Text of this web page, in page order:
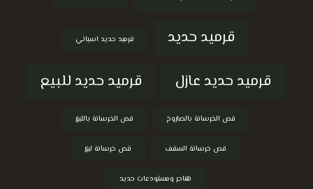
قرميد حديد قرميد حديد اسباني
قرميد حديد عازل قرميد حديد للبيع
قص الخرسانة بالصاروخ قص الخرسانة بالليزر
قص خرسانة السقف قص خرسانة ليزر
هناجر ومستودعات حديد